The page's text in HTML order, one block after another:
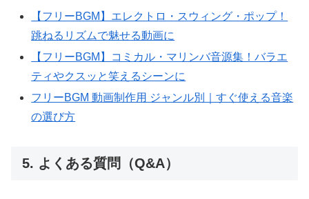
【フリーBGM】エレクトロ・スウィング・ポップ！
跳ねるリズムで魅せる動画に
【フリーBGM】コミカル・マリンバ音源集！バラエ
ティやクスッと笑えるシーンに
フリーBGM 動画制作用 ジャンル別｜すぐ使える音楽
の選び方
5. よくある質問（Q&A）